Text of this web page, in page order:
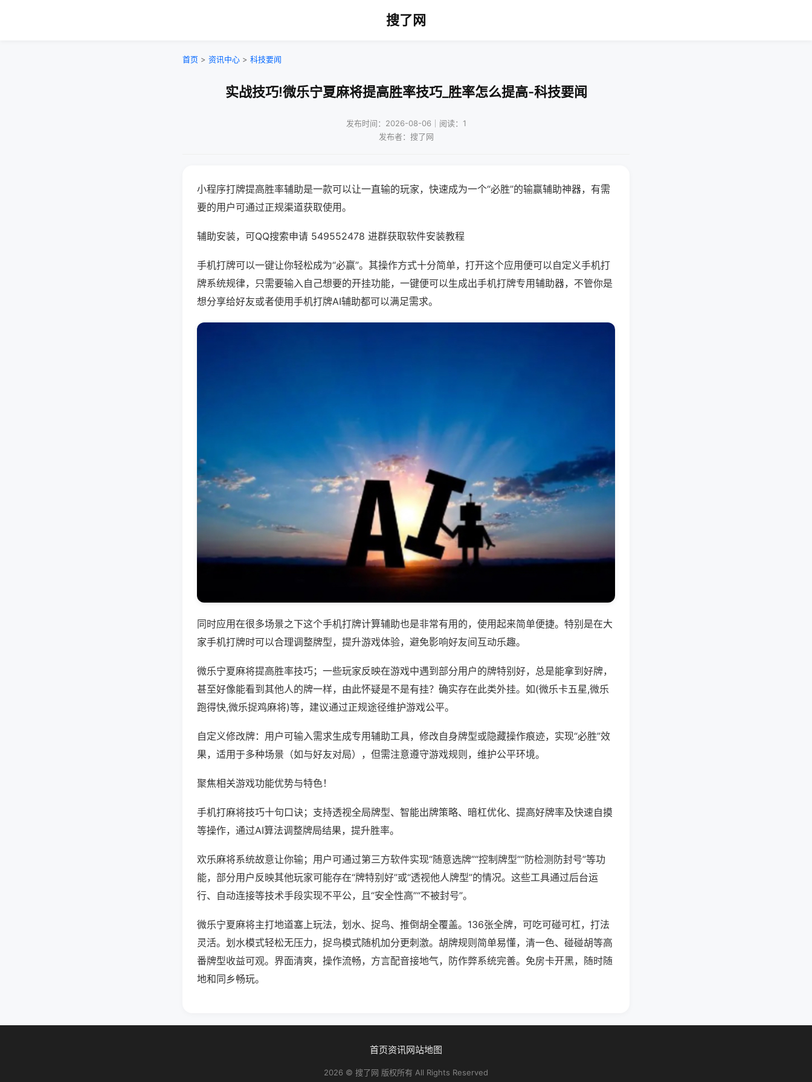
搜了网
首页 > 资讯中心 > 科技要闻
实战技巧!微乐宁夏麻将提高胜率技巧_胜率怎么提高-科技要闻
发布时间：2026-08-06｜阅读：1
发布者：搜了网
小程序打牌提高胜率辅助是一款可以让一直输的玩家，快速成为一个“必胜”的输赢辅助神器，有需
要的用户可通过正规渠道获取使用。
辅助安装，可QQ搜索申请 549552478 进群获取软件安装教程
手机打牌可以一键让你轻松成为“必赢”。其操作方式十分简单，打开这个应用便可以自定义手机打
牌系统规律，只需要输入自己想要的开挂功能，一键便可以生成出手机打牌专用辅助器，不管你是
想分享给好友或者使用手机打牌AI辅助都可以满足需求。
同时应用在很多场景之下这个手机打牌计算辅助也是非常有用的，使用起来简单便捷。特别是在大
家手机打牌时可以合理调整牌型，提升游戏体验，避免影响好友间互动乐趣。
微乐宁夏麻将提高胜率技巧；一些玩家反映在游戏中遇到部分用户的牌特别好，总是能拿到好牌，
甚至好像能看到其他人的牌一样，由此怀疑是不是有挂？确实存在此类外挂。如(微乐卡五星,微乐
跑得快,微乐捉鸡麻将)等，建议通过正规途径维护游戏公平。
自定义修改牌：用户可输入需求生成专用辅助工具，修改自身牌型或隐藏操作痕迹，实现“必胜”效
果，适用于多种场景（如与好友对局），但需注意遵守游戏规则，维护公平环境。
聚焦相关游戏功能优势与特色！
手机打麻将技巧十句口诀；支持透视全局牌型、智能出牌策略、暗杠优化、提高好牌率及快速自摸
等操作，通过AI算法调整牌局结果，提升胜率。
欢乐麻将系统故意让你输；用户可通过第三方软件实现“随意选牌”“控制牌型”“防检测防封号”等功
能，部分用户反映其他玩家可能存在“牌特别好”或“透视他人牌型”的情况。这些工具通过后台运
行、自动连接等技术手段实现不平公，且“安全性高”“不被封号”。
微乐宁夏麻将主打地道塞上玩法，划水、捉鸟、推倒胡全覆盖。136张全牌，可吃可碰可杠，打法
灵活。划水模式轻松无压力，捉鸟模式随机加分更刺激。胡牌规则简单易懂，清一色、碰碰胡等高
番牌型收益可观。界面清爽，操作流畅，方言配音接地气，防作弊系统完善。免房卡开黑，随时随
地和同乡畅玩。
首页资讯网站地图
2026 © 搜了网 版权所有 All Rights Reserved